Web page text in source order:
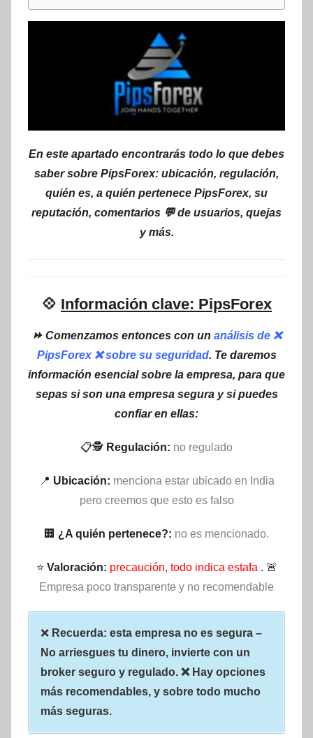
En este apartado encontrarás todo lo que debes
saber sobre PipsForex: ubicación, regulación,
quién es, a quién pertenece PipsForex, su
reputación, comentarios 💬 de usuarios, quejas
y más.
💠 Información clave: PipsForex
⏩ Comenzamos entonces con un análisis de ❌
PipsForex ❌ sobre su seguridad. Te daremos
información esencial sobre la empresa, para que
sepas si son una empresa segura y si puedes
confiar en ellas:
📋🕵 Regulación: no regulado
📍 Ubicación: menciona estar ubicado en India
pero creemos que esto es falso
🏢 ¿A quién pertenece?: no es mencionado.
⭐ Valoración: precaución, todo indica estafa . 🚨
Empresa poco transparente y no recomendable
❌ Recuerda: esta empresa no es segura –
No arriesgues tu dinero, invierte con un
broker seguro y regulado. ❌ Hay opciones
más recomendables, y sobre todo mucho
más seguras.